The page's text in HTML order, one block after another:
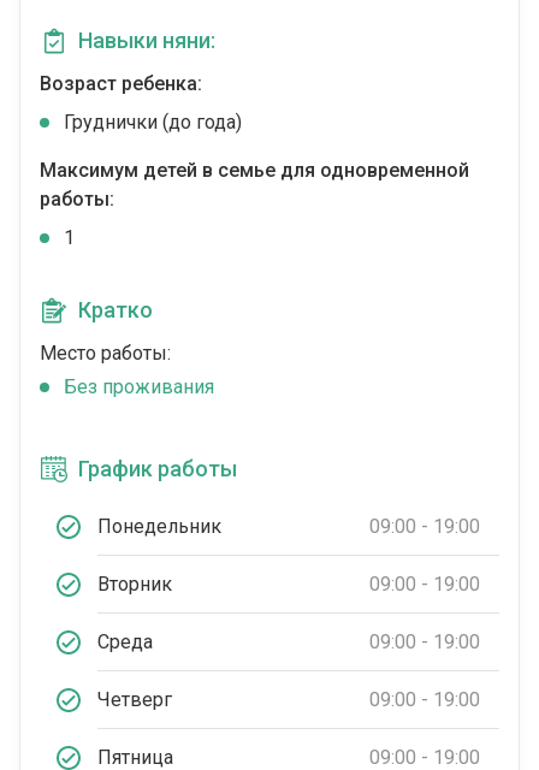
Навыки няни:
Возраст ребенка:
Груднички (до года)
Максимум детей в семье для одновременной
работы:
1
Кратко
Место работы:
Без проживания
График работы
Понедельник 09:00 - 19:00
Вторник 09:00 - 19:00
Среда 09:00 - 19:00
Четверг 09:00 - 19:00
Пятница 09:00 - 19:00